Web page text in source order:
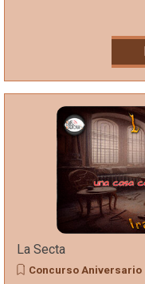
La Secta
Concurso Aniversario